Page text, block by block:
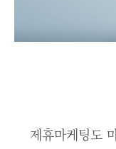
제휴마케팅도